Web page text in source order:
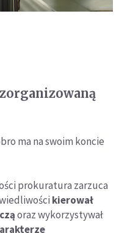
ma na swoim koncie
prokuratura zarzuca
kierował
oraz wykorzystywał